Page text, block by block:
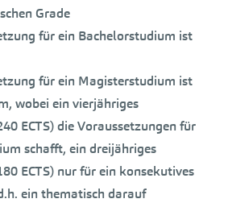
Grade
für ein Bachelorstudium ist
für ein Magisterstudium ist
wobei ein vierjähriges
ECTS) die Voraussetzungen für
schafft, ein dreijähriges
ECTS) nur für ein konsekutives
ein thematisch darauf